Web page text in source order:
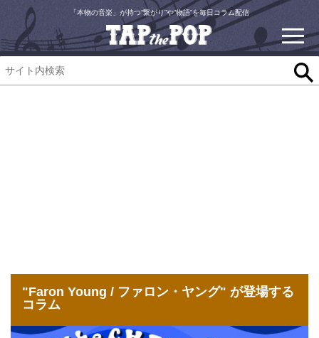
「本物の音楽」が持つ“繋がり”や“物語”を毎日コラム配信
"Faron Young / ファロン・ヤング" が登場する
コラム